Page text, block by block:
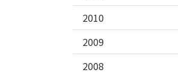
2010
2009
2008